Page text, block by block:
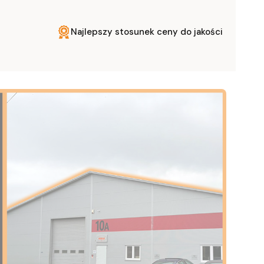
Najlepszy stosunek ceny do jakości